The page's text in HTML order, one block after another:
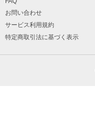
お問い合わせ
サービス利用規約
特定商取引法に基づく表示